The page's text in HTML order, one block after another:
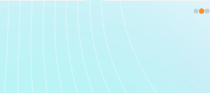
Backend ist gut und